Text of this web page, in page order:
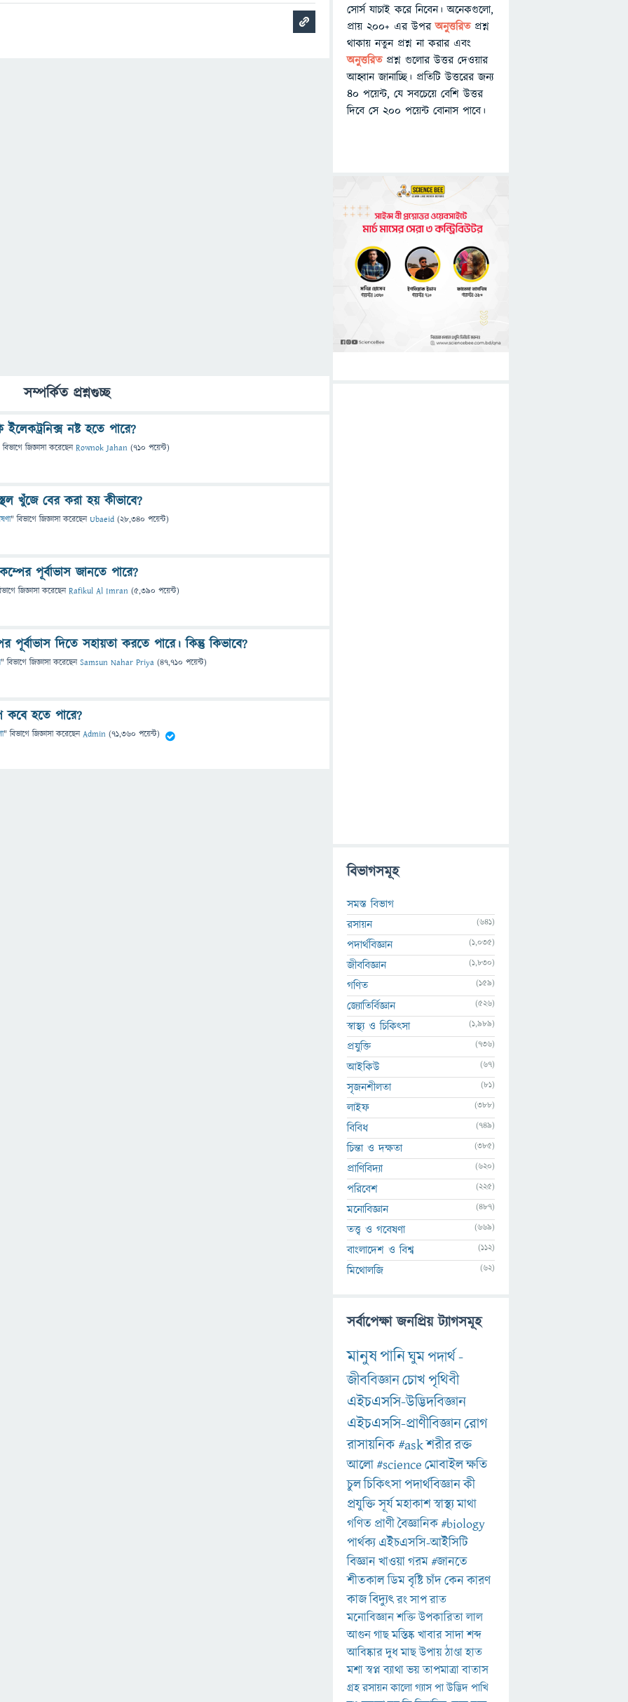
সম্পর্কিত প্রশ্নগুচ্ছ
নষ্ট হতে পারে?
জিজ্ঞাসাকরেছেনRownok Jahan (710 পয়েন্ট)
খুঁজে বের করা হয় কীভাবে?
" বিভাগে জিজ্ঞাসাকরেছেনUbaeid (28,340 পয়েন্ট)
পূর্বাভাস জানতে পারে?
জিজ্ঞাসাকরেছেনRafikul Al Imran (5,390 পয়েন্ট)
পূর্বাভাস দিতে সহায়তা করতে পারে। কিন্তু কিভাবে?
" বিভাগে জিজ্ঞাসাকরেছেনSamsun Nahar Priya (47,710 পয়েন্ট)
কবে হতে পারে?
" বিভাগে জিজ্ঞাসাকরেছেনAdmin (71,360 পয়েন্ট)
সোর্স যাচাই করে নিবেন। অনেকগুলো,
প্রায় ২০০+ এর উপরঅনুত্তরিতপ্রশ্ন
থাকায় নতুন প্রশ্ন না করার এবং
অনুত্তরিত প্রশ্ন গুলোর উত্তর দেওয়ার
আহ্বান জানাচ্ছি। প্রতিটি উত্তরের জন্য
৪০ পয়েন্ট, যে সবচেয়ে বেশি উত্তর
দিবে সে ২০০ পয়েন্ট বোনাস পাবে।
বিভাগসমূহ
সমস্ত বিভাগ
রসায়ন
(641)
পদার্থবিজ্ঞান (1,035)
জীববিজ্ঞান (1,830)
গণিত (159)
জ্যোতির্বিজ্ঞান (526)
স্বাস্থ্য ও চিকিৎসা (1,989)
প্রযুক্তি (736)
আইকিউ (67)
সৃজনশীলতা (81)
লাইফ (388)
বিবিধ (749)
চিন্তা ও দক্ষতা (385)
প্রাণিবিদ্যা (620)
পরিবেশ (225)
মনোবিজ্ঞান (487)
তত্ত্ব ও গবেষণা (669)
বাংলাদেশ ও বিশ্ব (112)
মিথোলজি (62)
সর্বাপেক্ষা জনপ্রিয় ট্যাগসমূহ
মানুষপানিঘুমপদার্থ-
জীববিজ্ঞানচোখপৃথিবী
এইচএসসি-উদ্ভিদবিজ্ঞান
এইচএসসি-প্রাণীবিজ্ঞানরোগ
রাসায়নিক#askশরীররক্ত
আলো#scienceমোবাইলক্ষতি
চুলচিকিৎসাপদার্থবিজ্ঞানকী
প্রযুক্তিসূর্যমহাকাশস্বাস্থ্যমাথা
গণিত প্রাণীবৈজ্ঞানিক#biology
পার্থক্য এইচএসসি-আইসিটি
বিজ্ঞানখাওয়াগরম#জানতে
শীতকালডিমবৃষ্টিচাঁদকেনকারণ
কাজবিদ্যুৎরংসাপরাত
মনোবিজ্ঞানশক্তিউপকারিতালাল
আগুনগাছমস্তিষ্কখাবারসাদাশব্দ
আবিষ্কারদুধমাছউপায়ঠাণ্ডাহাত
মশাস্বপ্নব্যাথাভয়তাপমাত্রাবাতাস
গ্রহরসায়নকালোগ্যাসপাউদ্ভিদপাখি